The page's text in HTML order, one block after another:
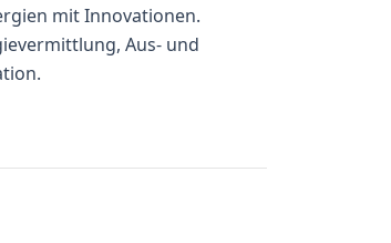
mit Innovationen.
Aus- und